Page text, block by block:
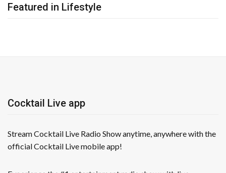
Featured in Lifestyle
Cocktail Live app
Stream Cocktail Live Radio Show anytime, anywhere with the
official Cocktail Live mobile app!